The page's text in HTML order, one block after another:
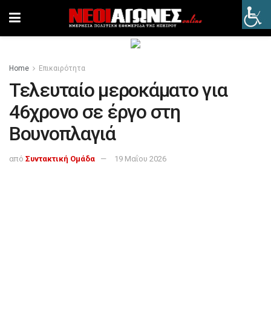
Home Επικαιρότητα
Τελευταίο μεροκάματο για
46χρονο σε έργο στη
Βουνοπλαγιά
από Συντακτική Ομάδα 19 Μαΐου 2026